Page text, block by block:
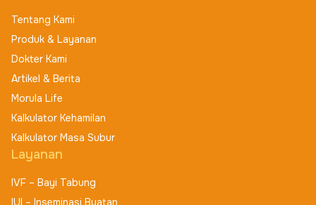
Tentang Kami
Produk & Layanan
Dokter Kami
Artikel & Berita
Morula Life
Kalkulator Kehamilan
Kalkulator Masa Subur
Layanan
IVF – Bayi Tabung
IUI – Inseminasi Buatan